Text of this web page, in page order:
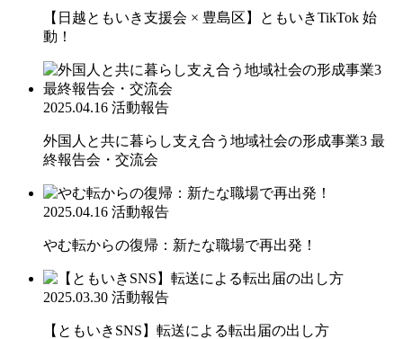
【日越ともいき支援会 × 豊島区】ともいきTikTok 始
動！
2025.04.16 活動報告
外国人と共に暮らし支え合う地域社会の形成事業3 最
終報告会・交流会
2025.04.16 活動報告
やむ転からの復帰：新たな職場で再出発！
2025.03.30 活動報告
【ともいきSNS】転送による転出届の出し方